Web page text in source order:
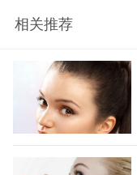
相关推荐